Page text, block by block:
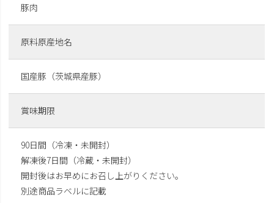
豚肉
原料原産地名
国産豚（茨城県産豚）
賞味期限
90日間（冷凍・未開封）
解凍後7日間（冷蔵・未開封）
開封後はお早めにお召し上がりください。
別途商品ラベルに記載